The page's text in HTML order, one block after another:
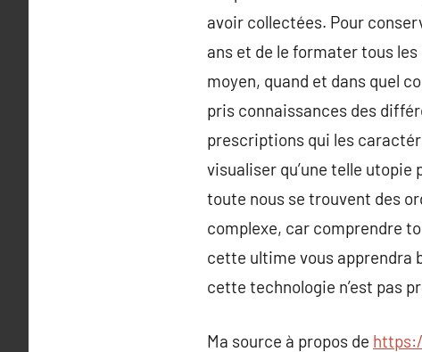
avoir collectées. Pour
ans et de le formater tous
moyen, quand et dans quel
pris connaissances des
prescriptions qui les
visualiser qu’une telle
toute nous se trouvent des
complexe, car comprendre
cette ultime vous apprendra
cette technologie n’est pas
Ma source à propos de